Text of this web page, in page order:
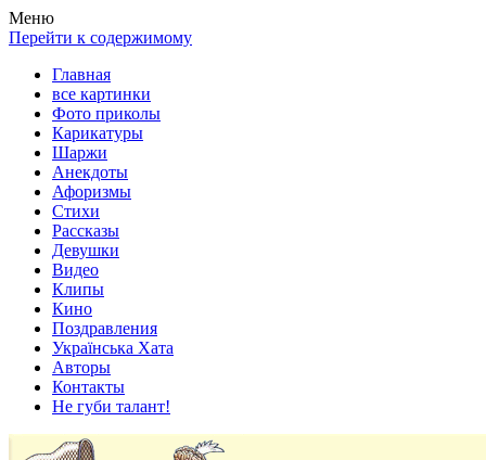
Весела хата — прикольные картинки, смешные истории,
клипы!
Покажем всем ваши фото приколы, карикатуры, шаржи, стихи,
рассказы, видео и песни!
Меню
Перейти к содержимому
Главная
все картинки
Фото приколы
Карикатуры
Шаржи
Анекдоты
Афоризмы
Стихи
Рассказы
Девушки
Видео
Клипы
Кино
Поздравления
Українська Хата
Авторы
Контакты
Не губи талант!